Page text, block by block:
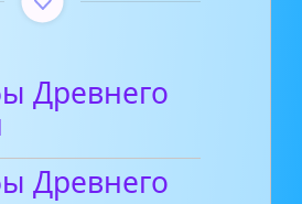
Древнего
Древнего